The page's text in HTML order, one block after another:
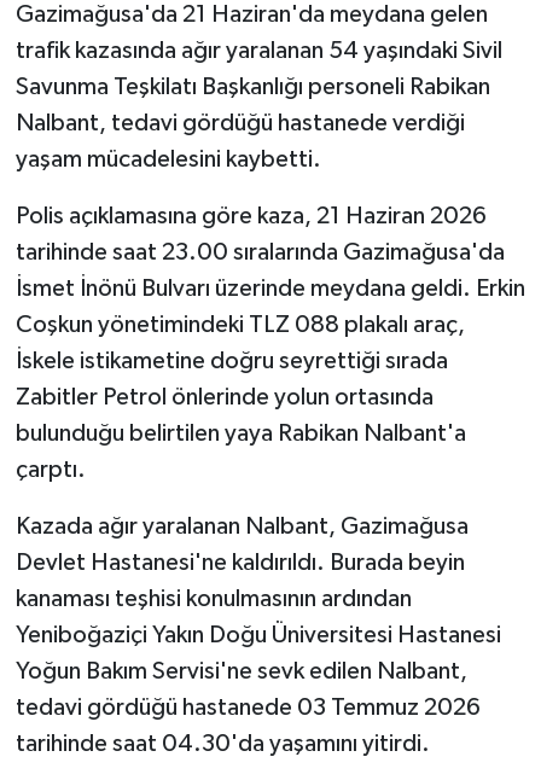
Gazimağusa'da 21 Haziran'da meydana gelen
trafik kazasında ağır yaralanan 54 yaşındaki Sivil
Savunma Teşkilatı Başkanlığı personeli Rabikan
Nalbant, tedavi gördüğü hastanede verdiği
yaşam mücadelesini kaybetti.
Polis açıklamasına göre kaza, 21 Haziran 2026
tarihinde saat 23.00 sıralarında Gazimağusa'da
İsmet İnönü Bulvarı üzerinde meydana geldi. Erkin
Coşkun yönetimindeki TLZ 088 plakalı araç,
İskele istikametine doğru seyrettiği sırada
Zabitler Petrol önlerinde yolun ortasında
bulunduğu belirtilen yaya Rabikan Nalbant'a
çarptı.
Kazada ağır yaralanan Nalbant, Gazimağusa
Devlet Hastanesi'ne kaldırıldı. Burada beyin
kanaması teşhisi konulmasının ardından
Yeniboğaziçi Yakın Doğu Üniversitesi Hastanesi
Yoğun Bakım Servisi'ne sevk edilen Nalbant,
tedavi gördüğü hastanede 03 Temmuz 2026
tarihinde saat 04.30'da yaşamını yitirdi.